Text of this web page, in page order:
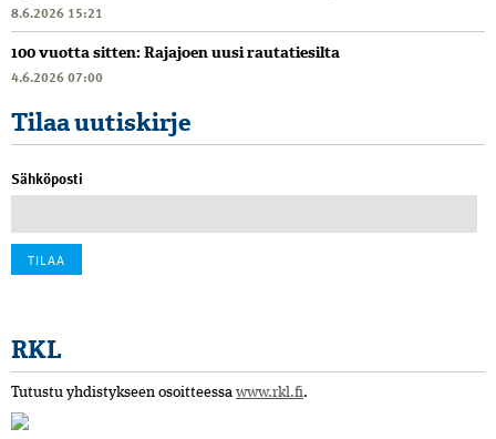
8.6.2026 15:21
100 vuotta sitten: Rajajoen uusi rautatiesilta
4.6.2026 07:00
Tilaa uutiskirje
Sähköposti
RKL
Tutustu yhdistykseen osoitteessa www.rkl.fi.